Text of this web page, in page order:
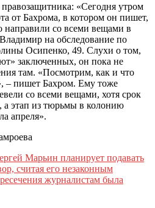
«Сегодня утром
от Бахрома, в котором он пишет,
направили со всеми вещами в
на обследование по
Осипенко, 49. Слухи о том,
заключенных, он пока не
там. «Посмотрим, как и что
– пишет Бахром. Ему тоже
со всеми вещами, хотя срок
а этап из тюрьмы в колонию
апреля».
Марьин планирует подавать
считая его незаконным
журналистам была